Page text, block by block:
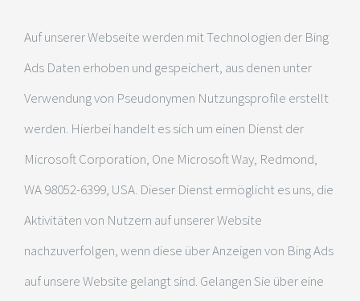
Auf unserer Webseite werden mit Technologien der Bing
Ads Daten erhoben und gespeichert, aus denen unter
Verwendung von Pseudonymen Nutzungsprofile erstellt
werden. Hierbei handelt es sich um einen Dienst der
Microsoft Corporation, One Microsoft Way, Redmond,
WA 98052-6399, USA. Dieser Dienst ermöglicht es uns, die
Aktivitäten von Nutzern auf unserer Website
nachzuverfolgen, wenn diese über Anzeigen von Bing Ads
auf unsere Website gelangt sind. Gelangen Sie über eine